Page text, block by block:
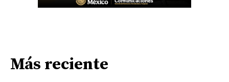
Más reciente